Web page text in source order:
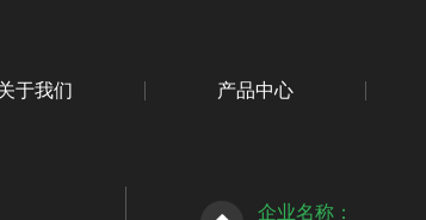
于我们 产品中心
企业名称：